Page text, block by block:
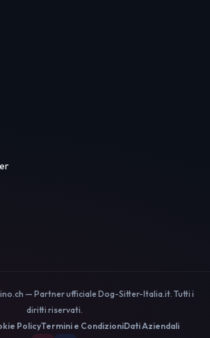
— Partner ufficiale Dog-Sitter-Italia.it. Tutti i
diritti riservati.
PolicyTermini e CondizioniDati Aziendali